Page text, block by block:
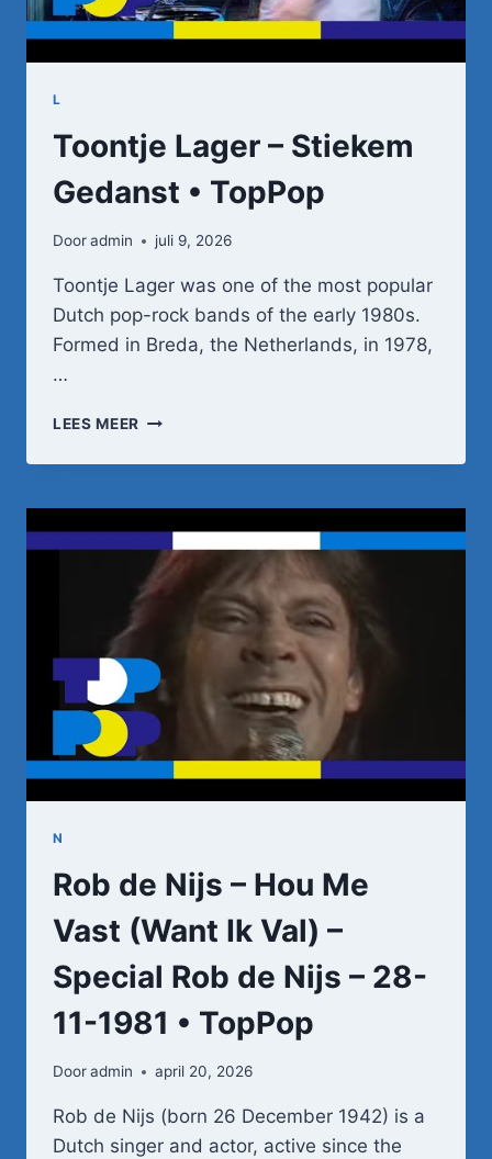
L
Toontje Lager – Stiekem
Gedanst • TopPop
Dooradmin juli 9, 2026
Toontje Lager was one of the most popular
Dutch pop-rock bands of the early 1980s.
Formed in Breda, the Netherlands, in 1978,
…
LEES MEER TOONTJE
–
GEDANST
•
TOPPOP
N
Rob de Nijs – Hou Me
Vast (Want Ik Val) –
Special Rob de Nijs – 28-
11-1981 • TopPop
Dooradmin april 20, 2026
Rob de Nijs (born 26 December 1942) is a
Dutch singer and actor, active since the